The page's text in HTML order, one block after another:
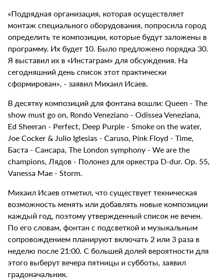
«Подрядная организация, которая осуществляет
монтаж специального оборудования, попросила город
определить те композиции, которые будут заложены в
программу. Их будет 10. Было предложено порядка 30.
Я выставил их в «Инстаграм» для обсуждения. На
сегодняшний день список этот практически
сформирован», - заявил Михаил Исаев.
В десятку композиций для фонтана вошли: Queen - The
show must go on, Rondo Veneziano - Odissea Veneziana,
Ed Sheeran - Perfect, Deep Purple - Smoke on the water,
Joe Cocker & Julio Iglesias - Caruso, Pink Floyd - Time,
Баста - Сансара, The London symphony - We are the
champions, Лядов - Полонез для оркестра D-dur. Op. 55,
Vanessa Mae - Storm.
Михаил Исаев отметил, что существует техническая
возможность менять или добавлять новые композиции
каждый год, поэтому утвержденный список не вечен.
По его словам, фонтан с подсветкой и музыкальным
сопровождением планируют включать 2 или 3 раза в
неделю после 21:00. С большей долей вероятности для
этого выберут вечера пятницы и субботы, заявил
градоначальник.